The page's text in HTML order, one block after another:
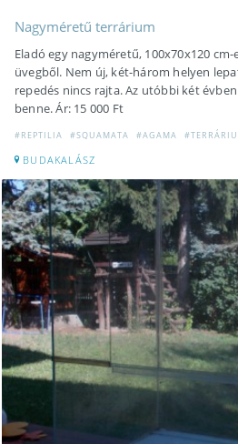
Nagyméretű terrárium
Eladó egy nagyméretű, 100x70x120
üvegből. Nem új, két-három helyen
repedés nincs rajta. Az utóbbi két
benne. Ár: 15 000 Ft
#REPTILIA #SQUAMATA #AGAMA
BUDAKALÁSZ